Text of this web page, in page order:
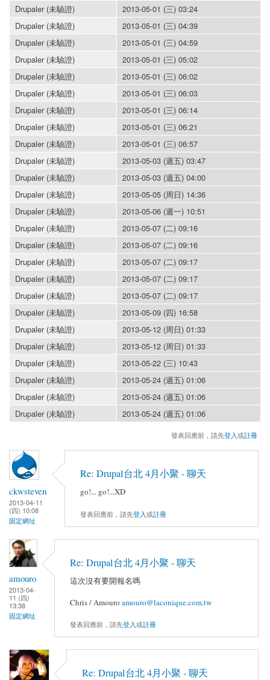
Drupaler (未驗證)
2013-05-01 (三) 03:24
Drupaler (未驗證)
2013-05-01 (三) 04:39
Drupaler (未驗證)
2013-05-01 (三) 04:59
Drupaler (未驗證)
2013-05-01 (三) 05:02
Drupaler (未驗證)
2013-05-01 (三) 06:02
Drupaler (未驗證)
2013-05-01 (三) 06:03
Drupaler (未驗證)
2013-05-01 (三) 06:14
Drupaler (未驗證)
2013-05-01 (三) 06:21
Drupaler (未驗證)
2013-05-01 (三) 06:57
Drupaler (未驗證)
2013-05-03 (週五) 03:47
Drupaler (未驗證)
2013-05-03 (週五) 04:00
Drupaler (未驗證)
2013-05-05 (周日) 14:36
Drupaler (未驗證)
2013-05-06 (週一) 10:51
Drupaler (未驗證)
2013-05-07 (二) 09:16
Drupaler (未驗證)
2013-05-07 (二) 09:16
Drupaler (未驗證)
2013-05-07 (二) 09:17
Drupaler (未驗證)
2013-05-07 (二) 09:17
Drupaler (未驗證)
2013-05-07 (二) 09:17
Drupaler (未驗證)
2013-05-09 (四) 16:58
Drupaler (未驗證)
2013-05-12 (周日) 01:33
Drupaler (未驗證)
2013-05-12 (周日) 01:33
Drupaler (未驗證)
2013-05-22 (三) 10:43
Drupaler (未驗證)
2013-05-24 (週五) 01:06
Drupaler (未驗證)
2013-05-24 (週五) 01:06
Drupaler (未驗證)
2013-05-24 (週五) 01:06
發表回應前，請先登入或註冊
ckwsteven
2013-04-11
(四) 10:08
固定網址
Re: Drupal台北 4月小聚 - 聊天
go!... go!...XD
發表回應前，請先登入或註冊
amouro
2013-04-
11 (四)
13:38
固定網址
Re: Drupal台北 4月小聚 - 聊天
這次沒有要開報名嗎
Chris / Amouro amouro@laconique.com.tw
發表回應前，請先登入或註冊
Re: Drupal台北 4月小聚 - 聊天